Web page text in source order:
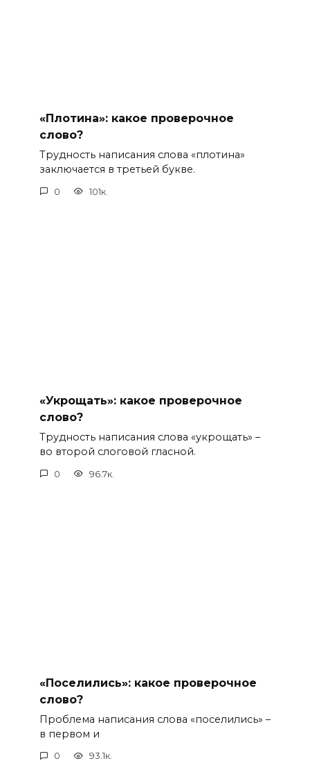
«Плотина»: какое проверочное
слово?
Трудность написания слова «плотина»
заключается в третьей букве.
0 101к.
«Укрощать»: какое проверочное
слово?
Трудность написания слова «укрощать» –
во второй слоговой гласной.
0 96.7к.
«Поселились»: какое проверочное
слово?
Проблема написания слова «поселились» –
в первом и
0 93.1к.